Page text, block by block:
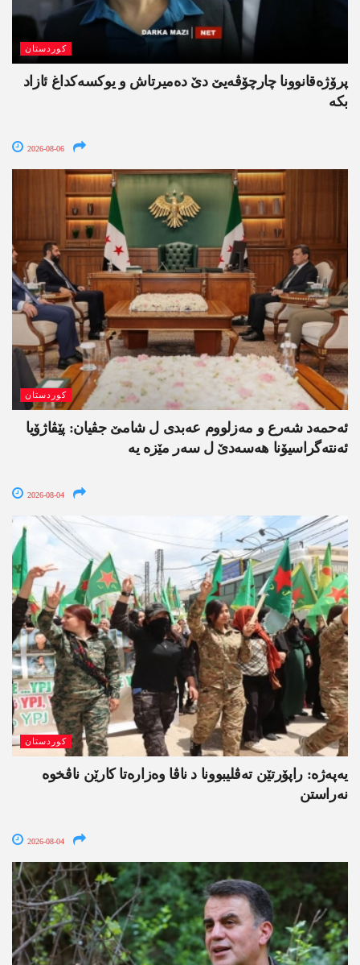
کوردستان
پرۆژەقانوونا چارچۆڤەیێ دێ دەمیرتاش و یوکسەکداغ ئازاد
بکە
2026-08-06
کوردستان
ئەحمەد شەرع و مەزلووم عەبدی ل شامێ جڤیان: پێڤاژۆیا
ئەنتەگراسیۆنا ھەسەدێ ل سەر مێزە یە
2026-08-04
کوردستان
یەپەژە: راپۆرتێن تەڤلیبوونا د ناڤا وەزارەتا کارێن ناڤخوە
نەراستن
2026-08-04